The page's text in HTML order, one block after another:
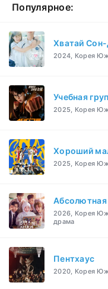
Популярное:
Хватай
2024, Корея
Учебная
2025, Корея
Хороший
2025, Корея
Абсолютная
2026, Корея
драма
Пентхаус
2020, Корея